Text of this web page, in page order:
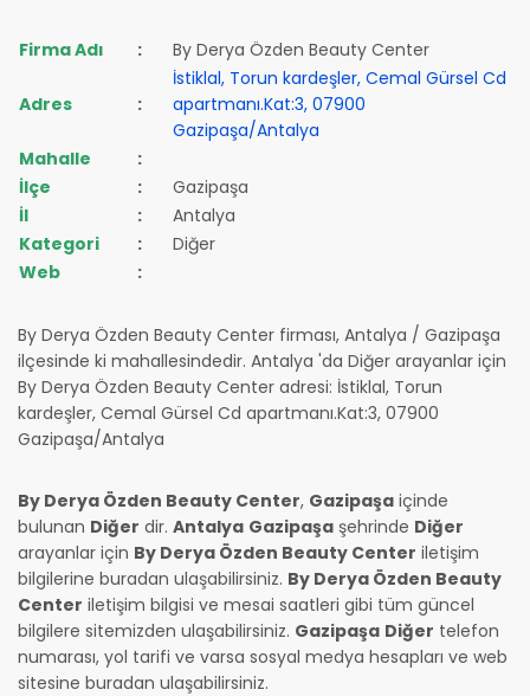
Firma Adı : By Derya Özden Beauty Center
Adres :
İstiklal, Torun kardeşler, Cemal Gürsel Cd
apartmanı.Kat:3, 07900
Gazipaşa/Antalya
Mahalle
:
İlçe
:
Gazipaşa
İl
:
Antalya
Kategori
:
Diğer
Web
:
By Derya Özden Beauty Center firması, Antalya / Gazipaşa
ilçesinde ki mahallesindedir. Antalya 'da Diğer arayanlar için
By Derya Özden Beauty Center adresi: İstiklal, Torun
kardeşler, Cemal Gürsel Cd apartmanı.Kat:3, 07900
Gazipaşa/Antalya
By Derya Özden Beauty Center, Gazipaşa içinde
bulunan Diğer dir. Antalya Gazipaşa şehrinde Diğer
arayanlar için By Derya Özden Beauty Center iletişim
bilgilerine buradan ulaşabilirsiniz. By Derya Özden Beauty
Center iletişim bilgisi ve mesai saatleri gibi tüm güncel
bilgilere sitemizden ulaşabilirsiniz. Gazipaşa Diğer telefon
numarası, yol tarifi ve varsa sosyal medya hesapları ve web
sitesine buradan ulaşabilirsiniz.